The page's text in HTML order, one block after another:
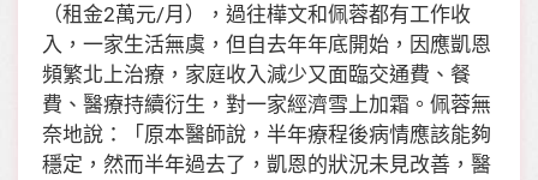
（租金2萬元/月），過往樺文和佩蓉都有工作收
入，一家生活無虞，但自去年年底開始，因應凱恩
頻繁北上治療，家庭收入減少又面臨交通費、餐
費、醫療持續衍生，對一家經濟雪上加霜。佩蓉無
奈地說：「原本醫師說，半年療程後病情應該能夠
穩定，然而半年過去了，凱恩的狀況未見改善，醫